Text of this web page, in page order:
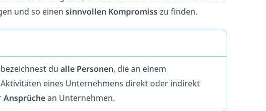
und so einen sinnvollen Kompromisszu finden.
du alle Personen, die an einem
eines Unternehmens direkt oder indirekt
Ansprüchean Unternehmen.